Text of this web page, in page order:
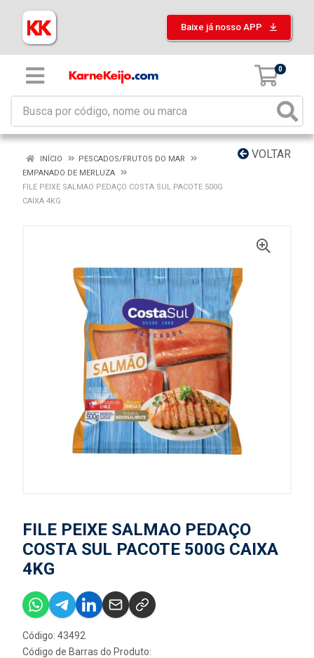
Baixe já nosso APP
0
VOLTAR
INÍCIO
PESCADOS/FRUTOS DO MAR
EMPANADO DE MERLUZA
FILE PEIXE SALMAO PEDAÇO COSTA SUL PACOTE 500G
CAIXA 4KG
FILE PEIXE SALMAO PEDAÇO
COSTA SUL PACOTE 500G CAIXA
4KG
Código: 43492
Código de Barras do Produto: